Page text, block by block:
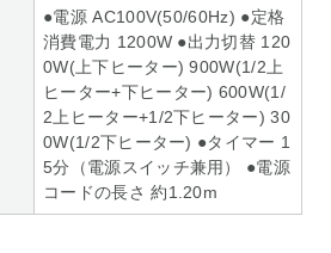
●電源 AC100V(50/60Hz) ●定格
消費電力 1200W ●出力切替 120
0W(上下ヒーター) 900W(1/2上
ヒーター+下ヒーター) 600W(1/
2上ヒーター+1/2下ヒーター) 30
0W(1/2下ヒーター) ●タイマー 1
5分（電源スイッチ兼用） ●電源
コードの長さ 約1.20m